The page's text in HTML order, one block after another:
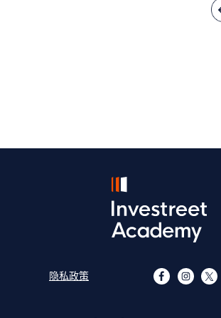
隐私政策